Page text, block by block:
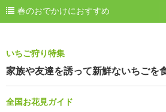
春のおでかけにおすすめ
いちご狩り特集
家族や友達を誘って新鮮ないちごを
全国お花見ガイド